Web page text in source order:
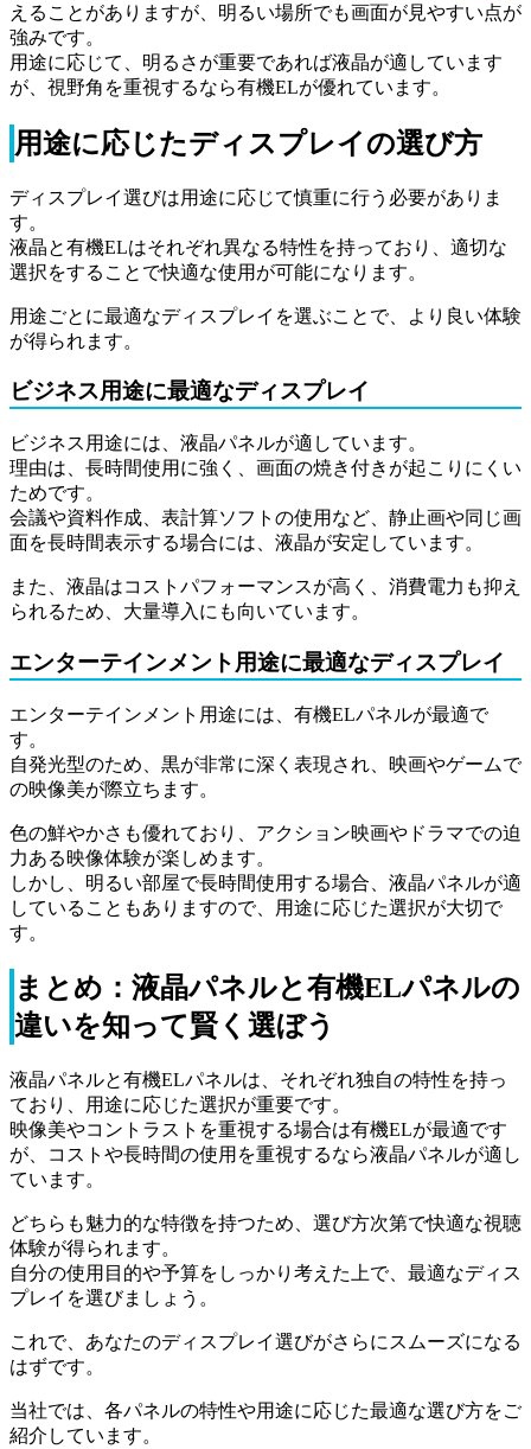
えることがありますが、明るい場所でも画面が見やすい点が
強みです。
用途に応じて、明るさが重要であれば液晶が適しています
が、視野角を重視するなら有機ELが優れています。
用途に応じたディスプレイの選び方
ディスプレイ選びは用途に応じて慎重に行う必要がありま
す。
液晶と有機ELはそれぞれ異なる特性を持っており、適切な
選択をすることで快適な使用が可能になります。
用途ごとに最適なディスプレイを選ぶことで、より良い体験
が得られます。
ビジネス用途に最適なディスプレイ
ビジネス用途には、液晶パネルが適しています。
理由は、長時間使用に強く、画面の焼き付きが起こりにくい
ためです。
会議や資料作成、表計算ソフトの使用など、静止画や同じ画
面を長時間表示する場合には、液晶が安定しています。
また、液晶はコストパフォーマンスが高く、消費電力も抑え
られるため、大量導入にも向いています。
エンターテインメント用途に最適なディスプレイ
エンターテインメント用途には、有機ELパネルが最適で
す。
自発光型のため、黒が非常に深く表現され、映画やゲームで
の映像美が際立ちます。
色の鮮やかさも優れており、アクション映画やドラマでの迫
力ある映像体験が楽しめます。
しかし、明るい部屋で長時間使用する場合、液晶パネルが適
していることもありますので、用途に応じた選択が大切で
す。
まとめ：液晶パネルと有機ELパネルの
違いを知って賢く選ぼう
液晶パネルと有機ELパネルは、それぞれ独自の特性を持っ
ており、用途に応じた選択が重要です。
映像美やコントラストを重視する場合は有機ELが最適です
が、コストや長時間の使用を重視するなら液晶パネルが適し
ています。
どちらも魅力的な特徴を持つため、選び方次第で快適な視聴
体験が得られます。
自分の使用目的や予算をしっかり考えた上で、最適なディス
プレイを選びましょう。
これで、あなたのディスプレイ選びがさらにスムーズになる
はずです。
当社では、各パネルの特性や用途に応じた最適な選び方をご
紹介しています。